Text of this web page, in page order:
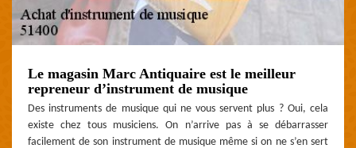
Le magasin Marc Antiquaire est le meilleur
repreneur d’instrument de musique
Des instruments de musique qui ne vous servent plus ? Oui, cela
existe chez tous musiciens. On n’arrive pas à se débarrasser
facilement de son instrument de musique même si on ne s’en sert